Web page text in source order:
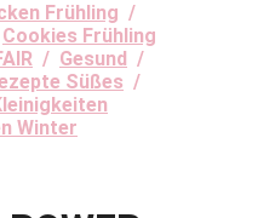
Frühling /
Cookies Frühling
/ Gesund /
Süßes /
Winter